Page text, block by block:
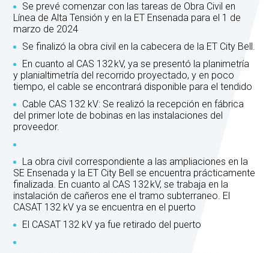
Se prevé comenzar con las tareas de Obra Civil en
Línea de Alta Tensión y en la ET Ensenada para el 1 de
marzo de 2024
Se finalizó la obra civil en la cabecera de la ET City Bell.
En cuanto al CAS 132 kV, ya se presentó la planimetría
y planialtimetría del recorrido proyectado, y en poco
tiempo, el cable se encontrará disponible para el tendido
Cable CAS 132 kV: Se realizó la recepción en fábrica
del primer lote de bobinas en las instalaciones del
proveedor.
La obra civil correspondiente a las ampliaciones en la
SE Ensenada y la ET City Bell se encuentra prácticamente
finalizada. En cuanto al CAS 132 kV, se trabaja en la
instalación de cañeros ene el tramo subterraneo. El
CASAT 132 kV ya se encuentra en el puerto
El CASAT 132 kV ya fue retirado del puerto